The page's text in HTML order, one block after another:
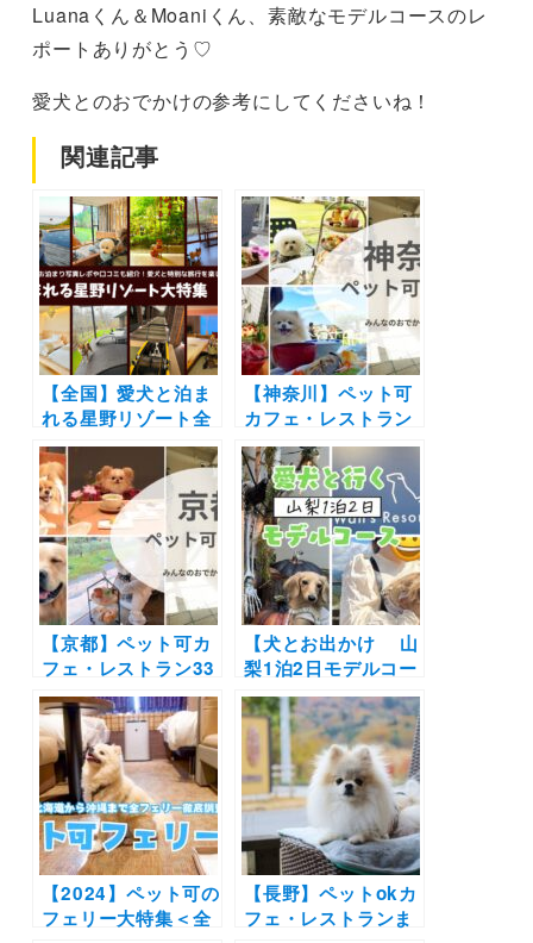
Luanaくん＆Moaniくん、素敵なモデルコースのレ
ポートありがとう♡
愛犬とのおでかけの参考にしてくださいね！
関連記事
【全国】愛犬と泊ま
れる星野リゾート全
42施設大特集！実際
のお泊まり写真レポ
や口コミも | 大切な
ペットと特別な旅行
を楽しもう♪
【神奈川】ペット可
カフェ・レストラン
30選 | 愛犬と一緒に
中華街の食べ放題や
アフタヌーンティー
を楽しもう♪
【京都】ペット可カ
フェ・レストラン33
選！店内OKの和菓
子店やドッグラン付
きのカフェまとめ｜
実際のおでかけレポ
ート付き
【犬とお出かけ 山
梨1泊2日モデルコー
ス】愛犬と富士山や
八ヶ岳を大満喫！〜
PAPER MOON～
Wan’s Resort 山中
湖～リゾナーレ八ヶ
岳 ピーマン通り～清
泉寮
【2024】ペット可の
フェリー大特集＜全
【長野】ペットokカ
フェ・レストランま